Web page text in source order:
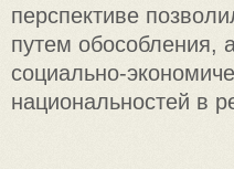
перспективе
путем обособления,
социально-
национальностей в